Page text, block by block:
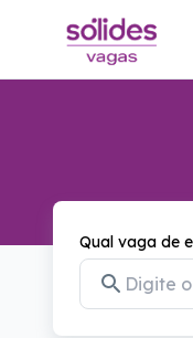
Qual vaga de